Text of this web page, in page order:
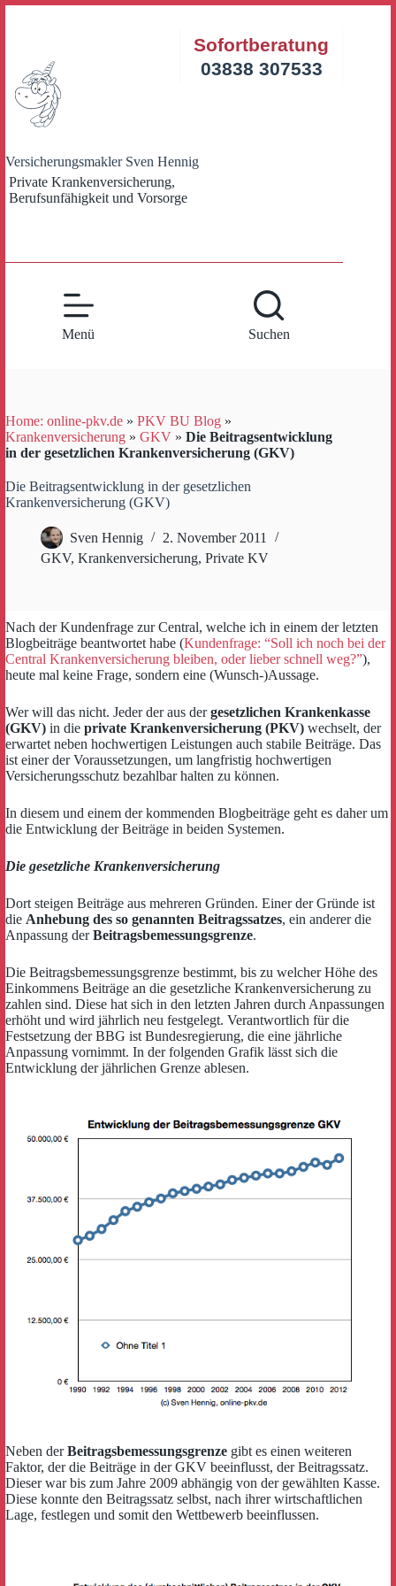
Versicherungsmakler Sven Hennig
Private Krankenversicherung,
Berufsunfähigkeit und Vorsorge
Sofortberatung
03838 307533
Menü Suchen
Home: online-pkv.de » PKV BU Blog »
Krankenversicherung » GKV » Die Beitragsentwicklung
in der gesetzlichen Krankenversicherung (GKV)
Die Beitragsentwicklung in der gesetzlichen
Krankenversicherung (GKV)
Sven Hennig
2. November 2011
GKV, Krankenversicherung, Private KV
Nach der Kundenfrage zur Central, welche ich in einem der letzten
Blogbeiträge beantwortet habe (Kundenfrage: “Soll ich noch bei der
Central Krankenversicherung bleiben, oder lieber schnell weg?”),
heute mal keine Frage, sondern eine (Wunsch-)Aussage.
Wer will das nicht. Jeder der aus dergesetzlichen Krankenkasse
(GKV) in die private Krankenversicherung (PKV) wechselt, der
erwartet neben hochwertigen Leistungen auch stabile Beiträge. Das
ist einer der Voraussetzungen, um langfristig hochwertigen
Versicherungsschutz bezahlbar halten zu können.
In diesem und einem der kommenden Blogbeiträge geht es daher um
die Entwicklung der Beiträge in beiden Systemen.
Die gesetzliche Krankenversicherung
Dort steigen Beiträge aus mehreren Gründen. Einer der Gründe ist
die Anhebung des so genannten Beitragssatzes, ein anderer die
Anpassung derBeitragsbemessungsgrenze.
Die Beitragsbemessungsgrenze bestimmt, bis zu welcher Höhe des
Einkommens Beiträge an die gesetzliche Krankenversicherung zu
zahlen sind. Diese hat sich in den letzten Jahren durch Anpassungen
erhöht und wird jährlich neu festgelegt. Verantwortlich für die
Festsetzung der BBG ist Bundesregierung, die eine jährliche
Anpassung vornimmt. In der folgenden Grafik lässt sich die
Entwicklung der jährlichen Grenze ablesen.
Neben derBeitragsbemessungsgrenze gibt es einen weiteren
Faktor, der die Beiträge in der GKV beeinflusst, der Beitragssatz.
Dieser war bis zum Jahre 2009 abhängig von der gewählten Kasse.
Diese konnte den Beitragssatz selbst, nach ihrer wirtschaftlichen
Lage, festlegen und somit den Wettbewerb beeinflussen.